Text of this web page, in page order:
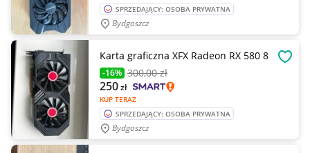
SPRZEDAJĄCY: OSOBA PRYWATNA
Bydgoszcz
Karta graficzna XFX Radeon RX 580 8
-16% 300,00 zł
KUP TERAZ
250zł
SPRZEDAJĄCY: OSOBA PRYWATNA
Bydgoszcz